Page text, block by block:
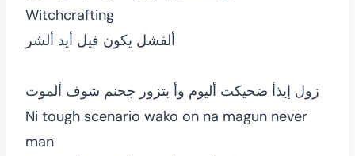
Witchcrafting
ألفشل يكون فيل أيد ألشر
زول إيذأ ضحيكت أليوم وأ بتزور جحنم شوف ألموت
Ni tough scenario wako on na magun never
man